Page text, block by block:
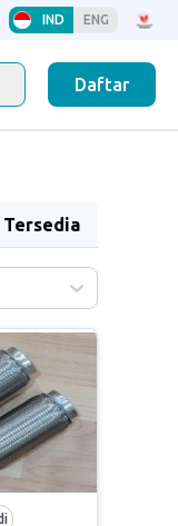
IND ENG
Daftar
Tersedia